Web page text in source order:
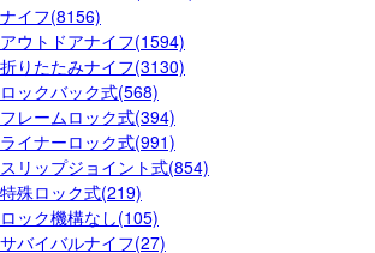
ナイフ(8156)
アウトドアナイフ(1594)
折りたたみナイフ(3130)
ロックバック式(568)
フレームロック式(394)
ライナーロック式(991)
スリップジョイント式(854)
特殊ロック式(219)
ロック機構なし(105)
サバイバルナイフ(27)